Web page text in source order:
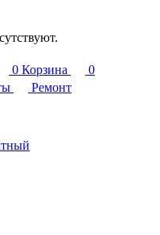
0 Корзина
0
Ремонт